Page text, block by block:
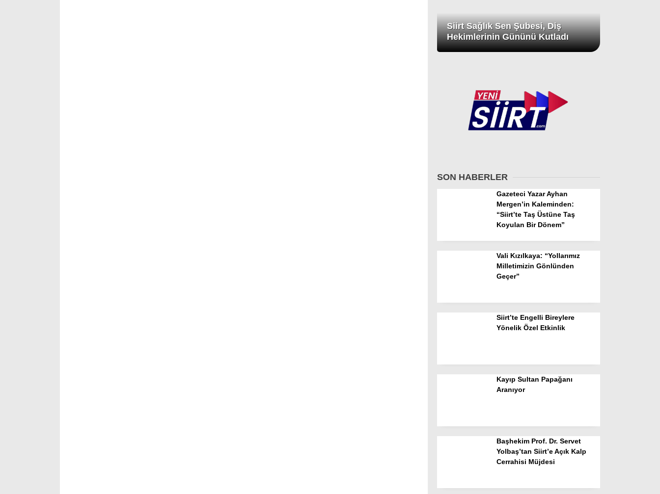
Siirt Sağlık Sen Şubesi, Diş
Hekimlerinin Gününü Kutladı
SON HABERLER
Gazeteci Yazar Ayhan
Mergen’in Kaleminden:
“Siirt’te Taş Üstüne Taş
Koyulan Bir Dönem”
Vali Kızılkaya: “Yollarımız
Milletimizin Gönlünden
Geçer”
Siirt’te Engelli Bireylere
Yönelik Özel Etkinlik
Kayıp Sultan Papağanı
Aranıyor
Başhekim Prof. Dr. Servet
Yolbaş’tan Siirt’e Açık Kalp
Cerrahisi Müjdesi